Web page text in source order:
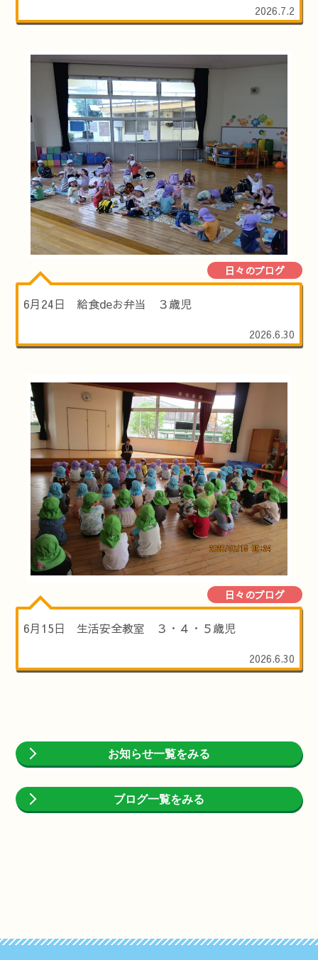
2026.7.2
日々のブログ
6月24日 給食deお弁当 ３歳児
2026.6.30
日々のブログ
6月15日 生活安全教室 ３・４・５歳児
2026.6.30
お知らせ一覧をみる
ブログ一覧をみる